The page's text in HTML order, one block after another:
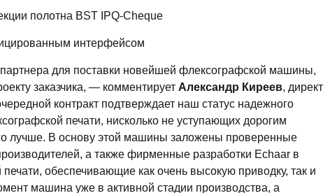
полотна BST IPQ-Cheque
интерфейсом
для поставки новейшей флексографской машины,
заказчика, — комментирует Александр Киреев,
контракт подтверждает наш статус надежного
печати, нисколько не уступающих дорогим
лучше. В основу этой машины заложены проверенные
а также фирменные разработки Echaar в
обеспечивающие как очень высокую приводку, так и
машина уже в активной стадии производства, а